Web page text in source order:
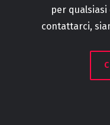
per
contattarci,